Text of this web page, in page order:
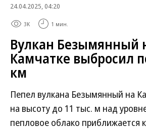
24.04.2025, 04:20
3K 1 мин.
Вулкан Безымянный
Камчатке выбросил
км
Пепел вулкана Безымянный на
на высоту до 11 тыс. м над
пепловое облако приближается